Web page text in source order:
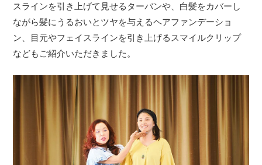
スラインを引き上げて見せるターバンや、白髪をカバーし
ながら髪にうるおいとツヤを与えるヘアファンデーショ
ン、目元やフェイスラインを引き上げるスマイルクリップ
などもご紹介いただきました。